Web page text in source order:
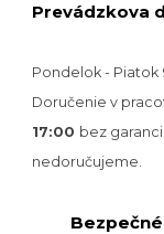
Prevádzkova
Pondelok - Piatok
Doručenie v
17:00 bez
nedoručujeme.